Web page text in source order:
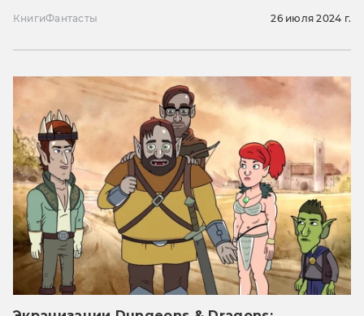
КнигиФантасты 26 июля 2024 г.